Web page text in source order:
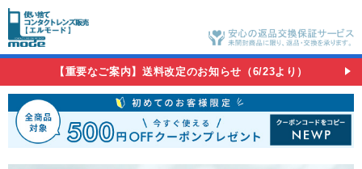
【重要なご案内】送料改定のお知らせ（6/23より）